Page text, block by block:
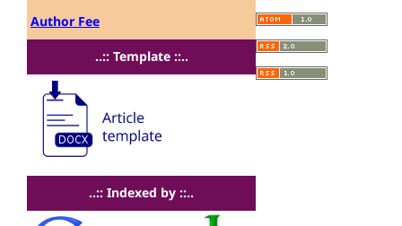
Author Fee
..:: Template ::..
..:: Indexed by ::..